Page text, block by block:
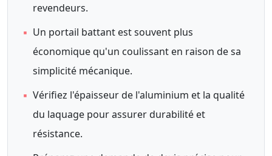
revendeurs.
▪ Un portail battant est souvent plus
économique qu'un coulissant en raison de sa
simplicité mécanique.
▪ Vérifiez l'épaisseur de l'aluminium et la qualité
du laquage pour assurer durabilité et
résistance.